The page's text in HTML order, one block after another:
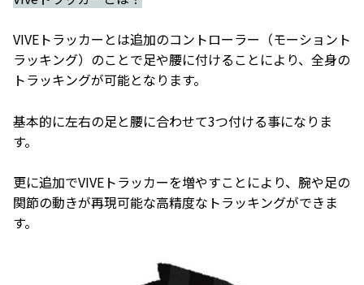
VIVEトラッカーとは追加のコントローラー（モーショント
ラッキング）のことで足や腰に付けることにより、全身の
トラッキングが可能となります。
基本的に左右の足と腰に合わせて3つ付ける事になりま
す。
更に追加でVIVEトラッカーを増やすことにより、腕や足の
関節の動きが再現可能な高精度なトラッキングができま
す。